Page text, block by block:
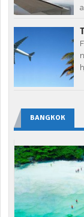
BANGKOK